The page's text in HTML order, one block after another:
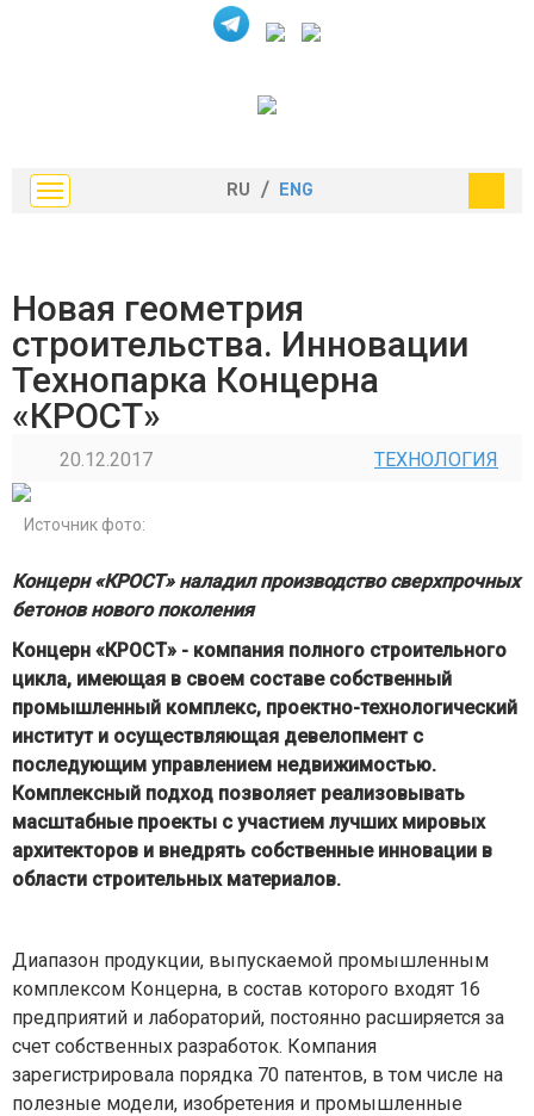
RU / ENG
Новая геометрия
строительства. Инновации
Технопарка Концерна
«КРОСТ»
20.12.2017 ТЕХНОЛОГИЯ
Источник фото:
Концерн «КРОСТ» наладил производство сверхпрочных
бетонов нового поколения
Концерн «КРОСТ» - компания полного строительного
цикла, имеющая в своем составе собственный
промышленный комплекс, проектно-технологический
институт и осуществляющая девелопмент с
последующим управлением недвижимостью.
Комплексный подход позволяет реализовывать
масштабные проекты с участием лучших мировых
архитекторов и внедрять собственные инновации в
области строительных материалов.
Диапазон продукции, выпускаемой промышленным
комплексом Концерна, в состав которого входят 16
предприятий и лабораторий, постоянно расширяется за
счет собственных разработок. Компания
зарегистрировала порядка 70 патентов, в том числе на
полезные модели, изобретения и промышленные